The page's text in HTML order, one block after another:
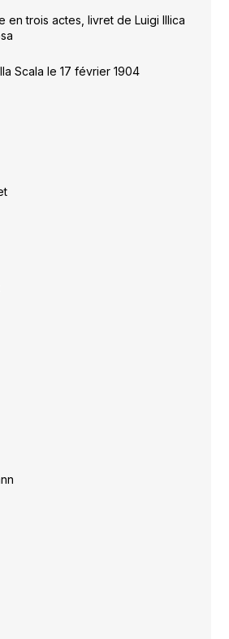
en trois actes, livret de Luigi Illica
Scala le 17 février 1904